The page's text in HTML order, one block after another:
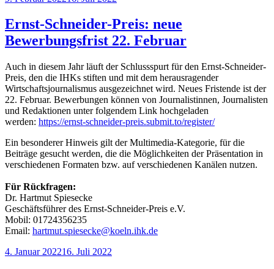
Ernst-Schneider-Preis: neue
Bewerbungsfrist 22. Februar
Auch in diesem Jahr läuft der Schlussspurt für den Ernst-Schneider-
Preis, den die IHKs stiften und mit dem herausragender
Wirtschaftsjournalismus ausgezeichnet wird. Neues Fristende ist der
22. Februar. Bewerbungen können von Journalistinnen, Journalisten
und Redaktionen unter folgendem Link hochgeladen
werden: https://ernst-schneider-preis.submit.to/register/
Ein besonderer Hinweis gilt der Multimedia-Kategorie, für die
Beiträge gesucht werden, die die Möglichkeiten der Präsentation in
verschiedenen Formaten bzw. auf verschiedenen Kanälen nutzen.
Für Rückfragen:
Dr. Hartmut Spiesecke
Geschäftsführer des Ernst-Schneider-Preis e.V.
Mobil: 01724356235
Email: hartmut.spiesecke@koeln.ihk.de
Veröffentlicht
4. Januar 202216. Juli 2022